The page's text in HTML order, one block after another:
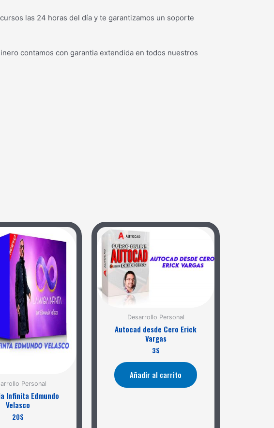
las 24 horas del día y te garantizamos un soporte
contamos con garantia extendida en todos nuestros
Personal
Infinita Edmundo
Velasco
20$
Desarrollo Personal
Autocad desde Cero Erick
Vargas
3$
Añadir al carrito